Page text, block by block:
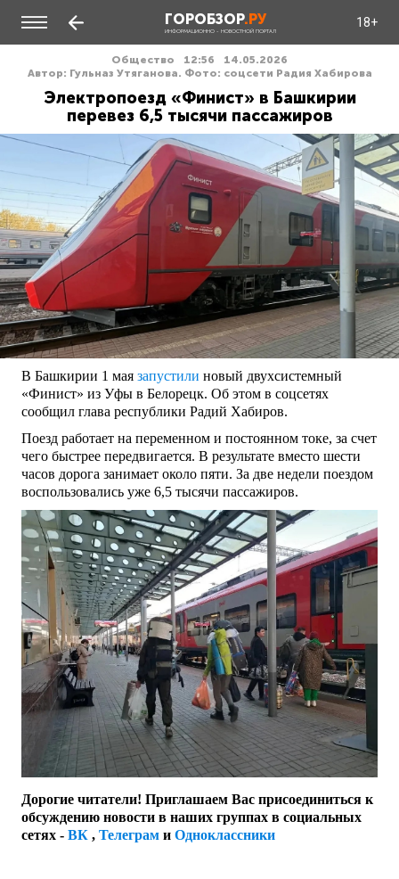
ГОРОБЗОР.РУ
ИНФОРМАЦИОННО - НОВОСТНОЙ ПОРТАЛ
18+
Общество 12:56
14.05.2026
Автор: Гульназ Утяганова. Фото: соцсети Радия Хабирова
Электропоезд «Финист» в Башкирии
перевез 6,5 тысячи пассажиров
В Башкирии 1 мая запустили новый двухсистемный
«Финист» из Уфы в Белорецк. Об этом в соцсетях
сообщил глава республики Радий Хабиров.
Поезд работает на переменном и постоянном токе, за счет
чего быстрее передвигается. В результате вместо шести
часов дорога занимает около пяти. За две недели поездом
воспользовались уже 6,5 тысячи пассажиров.
Дорогие читатели! Приглашаем Вас присоединиться к
обсуждению новости в наших группах в социальных
сетях - ВК , Телеграм и Одноклассники